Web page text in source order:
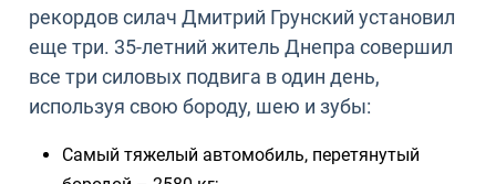
рекордов силач Дмитрий Грунский установил
еще три. 35-летний житель Днепра совершил
все три силовых подвига в один день,
используя свою бороду, шею и зубы:
Самый тяжелый автомобиль, перетянутый